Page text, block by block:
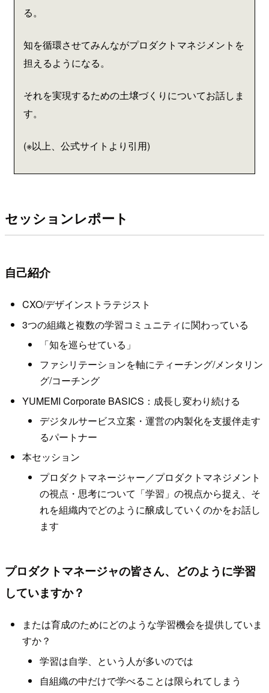
る。
知を循環させてみんながプロダクトマネジメントを
担えるようになる。
それを実現するための土壌づくりについてお話しま
す。
(※以上、公式サイトより引用)
セッションレポート
自己紹介
CXO/デザインストラテジスト
3つの組織と複数の学習コミュニティに関わっている
「知を巡らせている」
ファシリテーションを軸にティーチング/メンタリン
グ/コーチング
YUMEMI Corporate BASICS：成長し変わり続ける
デジタルサービス立案・運営の内製化を支援伴走す
るパートナー
本セッション
プロダクトマネージャー／プロダクトマネジメント
の視点・思考について「学習」の視点から捉え、そ
れを組織内でどのように醸成していくのかをお話し
ます
プロダクトマネージャの皆さん、どのように学習
していますか？
または育成のためにどのような学習機会を提供していま
すか？
学習は自学、という人が多いのでは
自組織の中だけで学べることは限られてしまう